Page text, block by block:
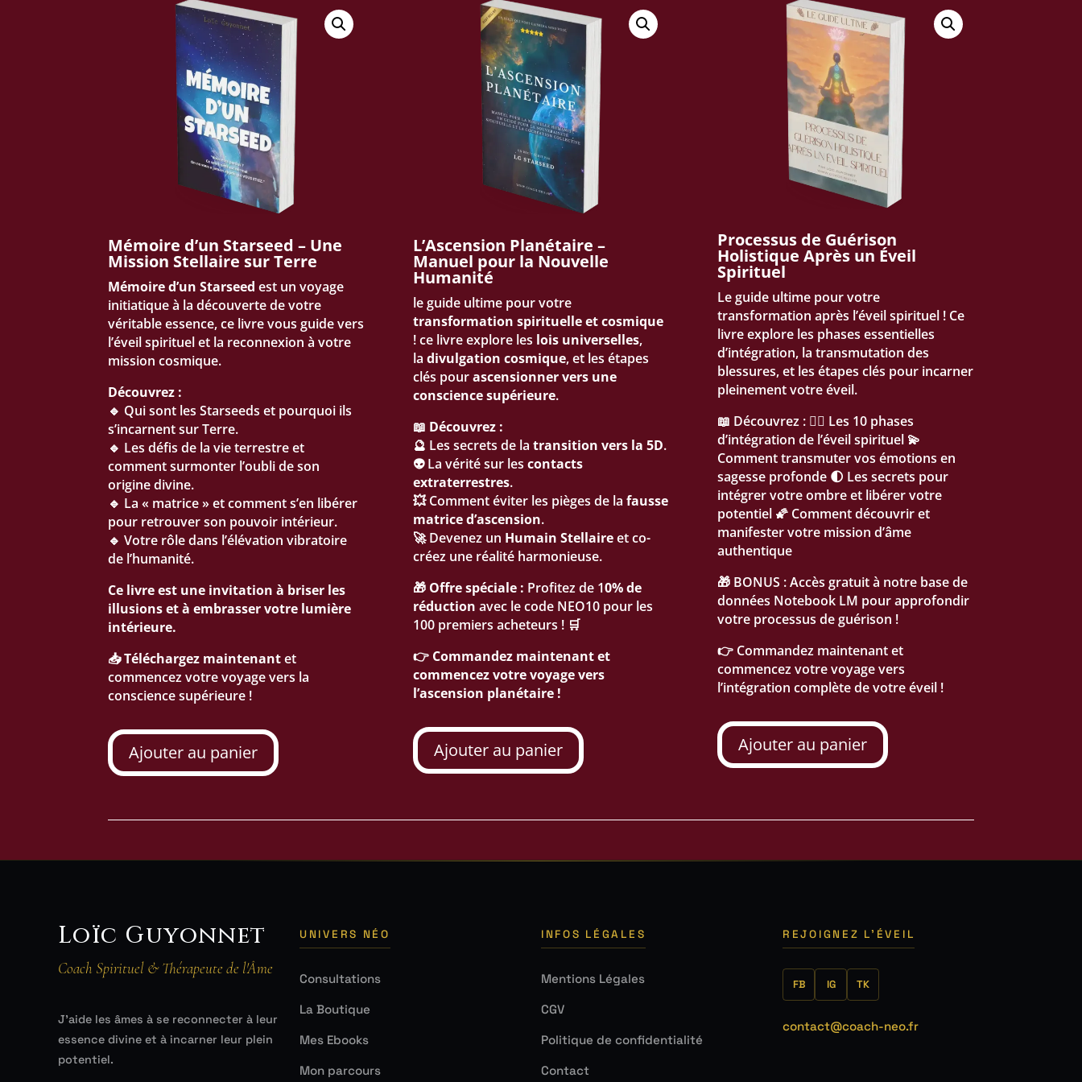
Mémoire d’un Starseed – Une
Mission Stellaire sur Terre
Mémoire d’un Starseed est un voyage
initiatique à la découverte de votre
véritable essence, ce livre vous guide vers
l’éveil spirituel et la reconnexion à votre
mission cosmique.
Découvrez :
🔹 Qui sont les Starseeds et pourquoi ils
s’incarnent sur Terre.
🔹 Les défis de la vie terrestre et
comment surmonter l’oubli de son
origine divine.
🔹 La « matrice » et comment s’en libérer
pour retrouver son pouvoir intérieur.
🔹 Votre rôle dans l’élévation vibratoire
de l’humanité.
Ce livre est une invitation à briser les
illusions et à embrasser votre lumière
intérieure.
📥Téléchargez maintenantet
commencez votre voyage vers la
conscience supérieure !
Ajouter au panier
L’Ascension Planétaire –
Manuel pour la Nouvelle
Humanité
le guide ultime pour votre
transformation spirituelle et cosmique
! ce livre explore les lois universelles,
la divulgation cosmique, et les étapes
clés pourascensionner vers une
conscience supérieure.
📖 Découvrez :
🔮 Les secrets de la transition vers la 5D.
👽 La vérité sur les contacts
extraterrestres.
💥 Comment éviter les pièges de la fausse
matrice d’ascension.
🚀 Devenez un Humain Stellaireet co-
créez une réalité harmonieuse.
🎁 Offre spéciale : Profitez de 10% de
réduction avec le code NEO10 pour les
100 premiers acheteurs ! 🛒
👉 Commandez maintenant et
commencez votre voyage vers
l’ascension planétaire !
Ajouter au panier
Processus de Guérison
Holistique Après un Éveil
Spirituel
Le guide ultime pour votre
transformation après l’éveil spirituel ! Ce
livre explore les phases essentielles
d’intégration, la transmutation des
blessures, et les étapes clés pour incarner
pleinement votre éveil.
📖 Découvrez : 🧘‍♂️ Les 10 phases
d’intégration de l’éveil spirituel 💫
Comment transmuter vos émotions en
sagesse profonde 🌓 Les secrets pour
intégrer votre ombre et libérer votre
potentiel 🌠 Comment découvrir et
manifester votre mission d’âme
authentique
🎁 BONUS : Accès gratuit à notre base de
données Notebook LM pour approfondir
votre processus de guérison !
👉 Commandez maintenant et
commencez votre voyage vers
l’intégration complète de votre éveil !
Ajouter au panier
Loïc Guyonnet
Coach Spirituel & Thérapeute de l'Âme
J'aide les âmes à se reconnecter à leur
essence divine et à incarner leur plein
potentiel.
UNIVERS NÉO
Consultations
La Boutique
Mes Ebooks
Mon parcours
INFOS LÉGALES
Mentions Légales
CGV
Politique de confidentialité
Contact
REJOIGNEZ L'ÉVEIL
FB IG TK
contact@coach-neo.fr
Non merci, je préfère rester dans l'ombre